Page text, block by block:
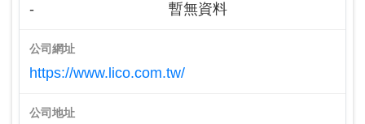
- 暫無資料
公司網址
https://www.lico.com.tw/
公司地址